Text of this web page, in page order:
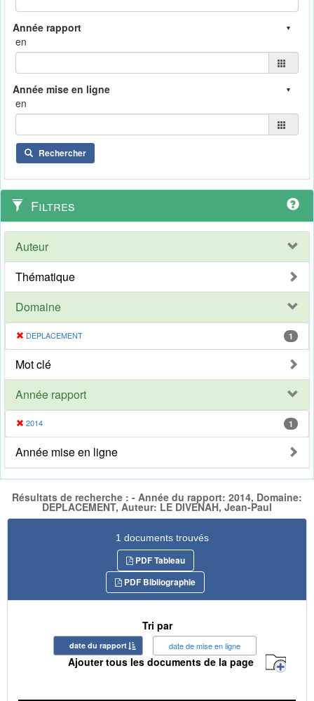
en
en
Rechercher
Filtres
Auteur
Thématique
Domaine
DEPLACEMENT 1
Mot clé
Année rapport
2014 1
Année mise en ligne
Résultats de recherche : - Année du rapport: 2014, Domaine:
DEPLACEMENT, Auteur: LE DIVENAH, Jean-Paul
1 documents trouvés
PDF Tableau
PDF Bibliographie
Tri par
date du rapport date de mise en ligne
Ajouter tous les documents de la page